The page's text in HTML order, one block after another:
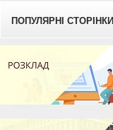
ПОПУЛЯРНІ СТОРІНКИ